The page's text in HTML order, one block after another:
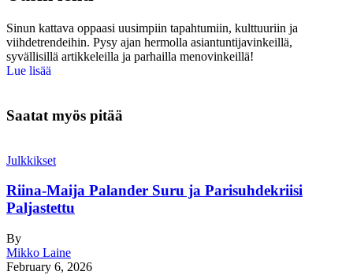
Sinun kattava oppaasi uusimpiin tapahtumiin, kulttuuriin ja
viihdetrendeihin. Pysy ajan hermolla asiantuntijavinkeillä,
syvällisillä artikkeleilla ja parhailla menovinkeillä!
Lue lisää
Saatat myös pitää
Julkkikset
Riina-Maija Palander Suru ja Parisuhdekriisi
Paljastettu
By
Mikko Laine
February 6, 2026